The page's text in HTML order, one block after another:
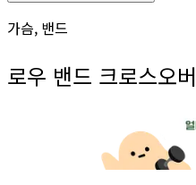
가슴, 밴드
로우 밴드 크로스오버